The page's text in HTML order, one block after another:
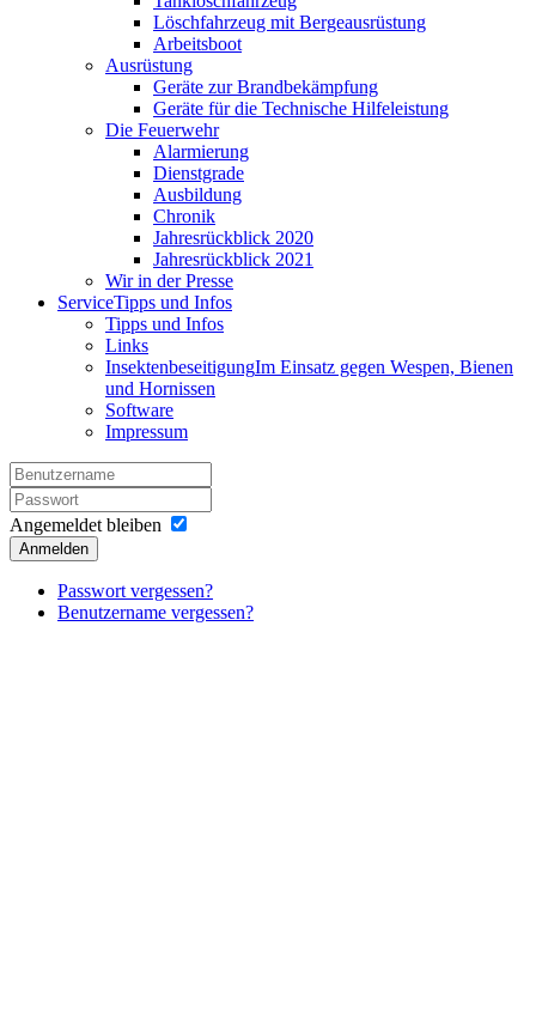
Löschfahrzeug mit Bergeausrüstung
Arbeitsboot
Ausrüstung
Geräte zur Brandbekämpfung
Geräte für die Technische Hilfeleistung
Die Feuerwehr
Alarmierung
Dienstgrade
Ausbildung
Chronik
Jahresrückblick 2020
Jahresrückblick 2021
Wir in der Presse
ServiceTipps und Infos
Tipps und Infos
Links
InsektenbeseitigungIm Einsatz gegen Wespen, Bienen
und Hornissen
Software
Impressum
Angemeldet bleiben
Anmelden
Passwort vergessen?
Benutzername vergessen?